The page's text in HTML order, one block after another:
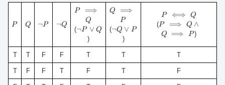
P
P Q
Q
\lnot
¬P
\lnot
¬Q
P\implies
Q
P ⟹
Q
(\lnot
P\lor
Q
¬P ∨ Q
)
Q\implies
P
Q ⟹
P
(\lnot
Q\lor
P
¬Q ∨ P
)
P\iff
Q
P ⟺ Q
(P\implies
Q\land
P
P ⟹ Q ∧
Q ⟹ P)
T T F F T T T
T F F T F T F